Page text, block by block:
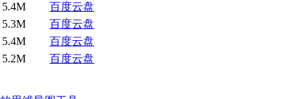
5.4M
百度云盘
5.3M
百度云盘
5.4M
百度云盘
5.2M
百度云盘